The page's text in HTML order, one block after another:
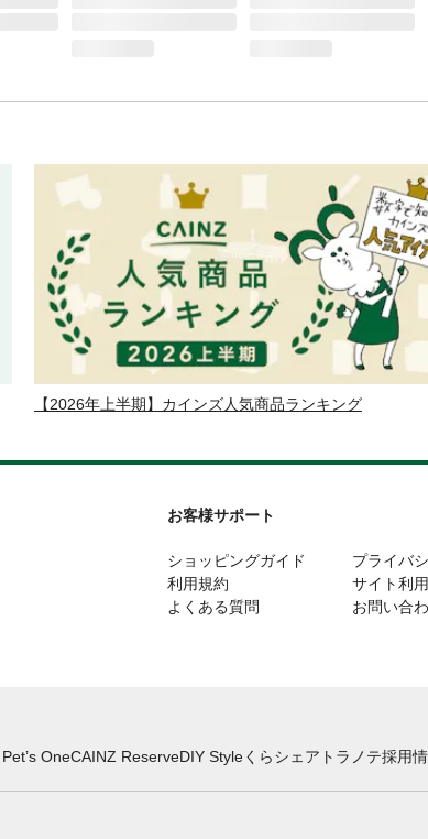
【2026年上半期】カインズ人気商品ランキング
お客様サポート
ショッピングガイド
利用規約
よくある質問
プライバ
サイト利
お問い合
Pet’s OneCAINZ ReserveDIY Styleくらシェア トラノテ採用